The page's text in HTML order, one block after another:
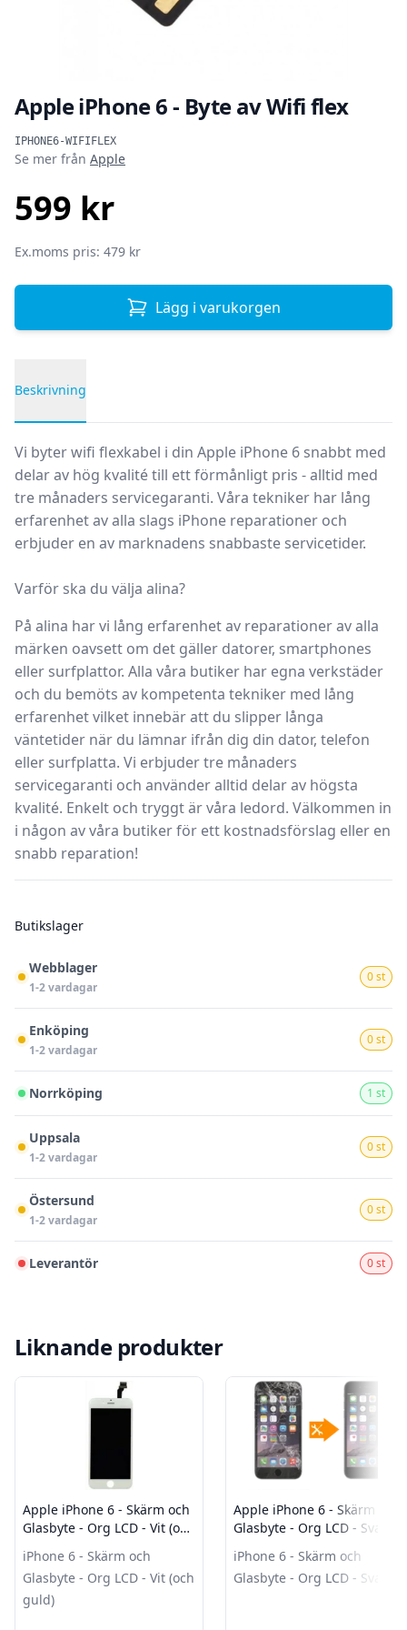
Apple iPhone 6 - Byte av Wifi flex
IPHONE6-WIFIFLEX
Produktinformation
Se mer från Apple
599 kr
Ex.moms pris: 479 kr
Lägg i varukorgen
Beskrivning
Vi byter wifi flexkabel i din Apple iPhone 6 snabbt med
delar av hög kvalité till ett förmånligt pris - alltid med
tre månaders servicegaranti. Våra tekniker har lång
erfarenhet av alla slags iPhone reparationer och
erbjuder en av marknadens snabbaste servicetider.
Varför ska du välja alina?
På alina har vi lång erfarenhet av reparationer av alla
märken oavsett om det gäller datorer, smartphones
eller surfplattor. Alla våra butiker har egna verkstäder
och du bemöts av kompetenta tekniker med lång
erfarenhet vilket innebär att du slipper långa
väntetider när du lämnar ifrån dig din dator, telefon
eller surfplatta. Vi erbjuder tre månaders
servicegaranti och använder alltid delar av högsta
kvalité. Enkelt och tryggt är våra ledord. Välkommen in
i någon av våra butiker för ett kostnadsförslag eller en
snabb reparation!
Butikslager
Webblager
1-2 vardagar
0 st
Enköping
1-2 vardagar
0 st
Norrköping 1 st
Uppsala
1-2 vardagar
0 st
Östersund
1-2 vardagar
0 st
Leverantör 0 st
Liknande produkter
Apple iPhone 6 - Skärm och
Glasbyte - Org LCD - Vit (och
iPhone 6 - Skärm och
Glasbyte - Org LCD - Vit (och
guld)
Apple iPhone 6 - Skärm och
Glasbyte - Org LCD - Svart
iPhone 6 - Skärm och
Glasbyte - Org LCD - Svart